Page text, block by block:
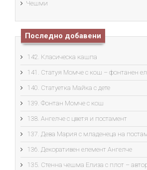
Чешми
Последно добавени
142. Класическа кашпа
141. Статуя Момче с кош – фонтанен
140. Статуетка Майка с дете
139. Фонтан Момче с кош
138. Ангелче с цветя и постамент
137. Дева Мария с младенеца на
136. Декоративен елемент Ангелче
135. Стенна чешма Елиза с плот –